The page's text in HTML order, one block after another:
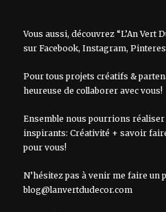
Vous aussi, découvrez “L’An Vert
sur Facebook, Instagram,
Pour tous projets créatifs &
heureuse de collaborer avec vous!
Ensemble nous pourrions
inspirants: Créativité + savoir
pour vous!
N’hésitez pas à venir me faire un
blog@lanvertdudecor.com